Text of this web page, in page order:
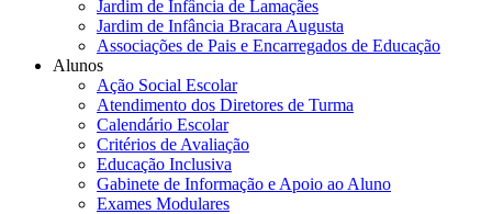
Jardim de Infância de Lamaçães
Jardim de Infância Bracara Augusta
Associações de Pais e Encarregados de Educação
Alunos
Ação Social Escolar
Atendimento dos Diretores de Turma
Calendário Escolar
Critérios de Avaliação
Educação Inclusiva
Gabinete de Informação e Apoio ao Aluno
Exames Modulares